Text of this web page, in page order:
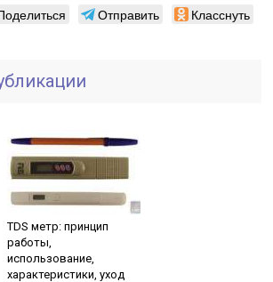
Отправить Класснуть
TDS метр: принцип
работы,
использование,
характеристики, уход